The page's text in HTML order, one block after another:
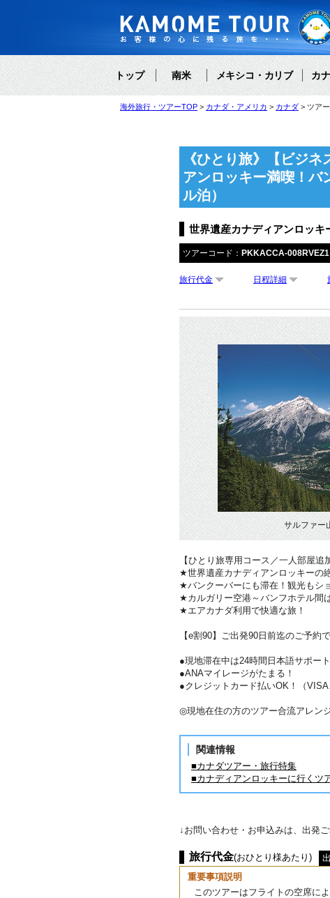
トップ 南米 メキシコ・カリブ カ
海外旅行・ツアーTOP カナダ・アメリカ カナダ ツア
《ひとり旅》【ビジ
アンロッキー満喫！バ
ル泊）
世界遺産カナディアンロッキ
ツアーコード： PKKACCA-008RVEZ1
旅行代金 日程詳細
サルファー
【ひとり旅専用コース／一人部屋追
★世界遺産カナディアンロッキーの
★バンクーバーにも滞在！観光もシ
★カルガリー空港～バンフホテル間
★エアカナダ利用で快適な旅！
【e割90】ご出発90日前迄のご予約
●現地滞在中は24時間日本語サポー
●ANAマイレージがたまる！
●クレジットカード払いOK！（
◎現地在住の方のツアー合流アレン
関連情報
■カナダツアー・旅行特集
■カナディアンロッキーに行くツ
↓お問い合わせ・お申込みは、出発
旅行代金(おひとり様あたり)
重要事項説明
このツアーはフライトの空席に